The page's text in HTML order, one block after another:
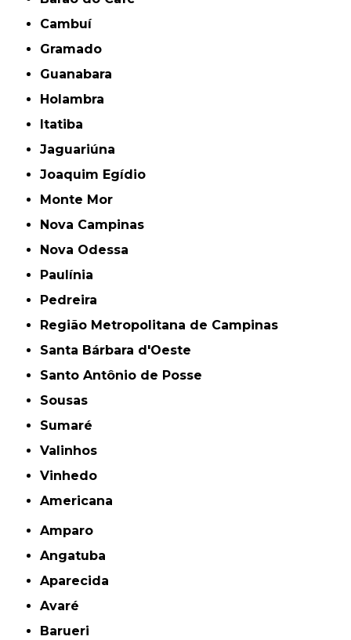
Cambuí
Gramado
Guanabara
Holambra
Itatiba
Jaguariúna
Joaquim Egídio
Monte Mor
Nova Campinas
Nova Odessa
Paulínia
Pedreira
Região Metropolitana de Campinas
Santa Bárbara d'Oeste
Santo Antônio de Posse
Sousas
Sumaré
Valinhos
Vinhedo
americana
Amparo
Angatuba
Aparecida
Avaré
Barueri